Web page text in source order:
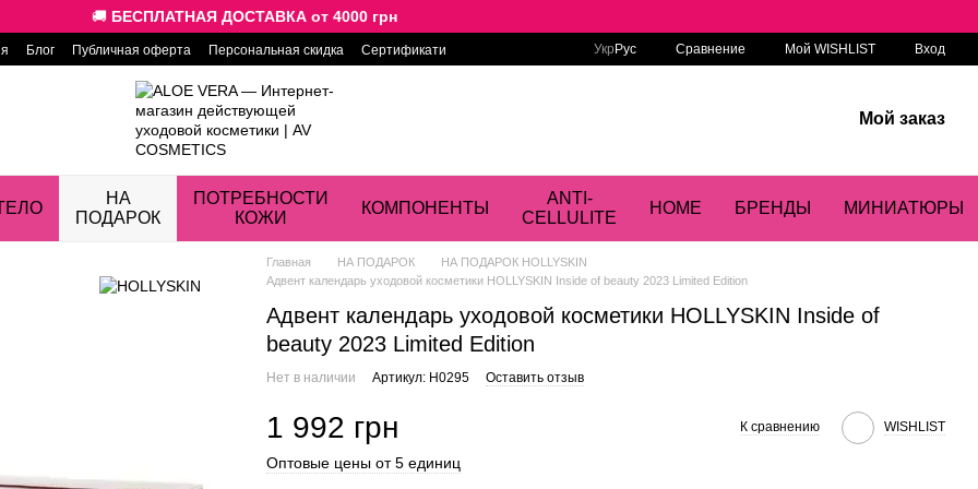
🚚 БЕСПЛАТНАЯ ДОСТАВКА от 4000 грн
Блог Публичная оферта Персональная скидка Сертификати Укр Рус Сравнение Мой WISHLIST Вход
Мой заказ
НА
ПОДАРОК
ПОТРЕБНОСТИ
КОЖИ
КОМПОНЕНТЫ
ANTI-
CELLULITE
HOME БРЕНДЫ МИНИАТЮРЫ
Главная НА ПОДАРОК
НА ПОДАРОК HOLLYSKIN
Адвент календарь уходовой косметики HOLLYSKIN Inside of beauty 2023 Limited Edition
Адвент календарь уходовой косметики HOLLYSKIN Inside of
beauty 2023 Limited Edition
Нет в наличии Артикул: H0295 Оставить отзыв
1 992 грн К сравнению WISHLIST
Оптовые цены от 5 единиц